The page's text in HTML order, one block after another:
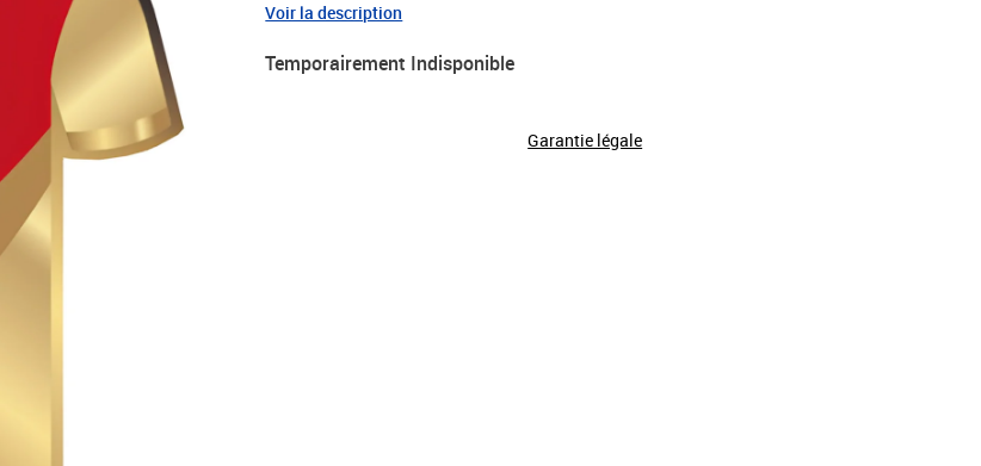
avec le Certificat d'Authenticité. Tirage limité à 50.000 pièces. La pièce a la forme d'un
L'avers de la pièce représente les Armoiries du Tchad avec les inscriptions:
Voir la description
Temporairement Indisponible
Garantie légale